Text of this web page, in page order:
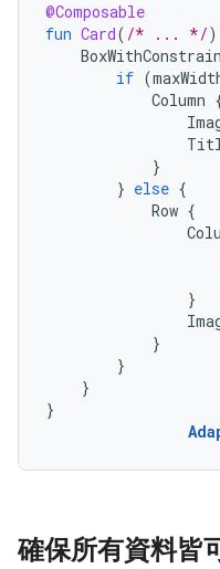
@Composable
fun Card( /* ... */)
if (
Column
}
} else {
Row {
}
}
}
}
}
確保所有資料皆